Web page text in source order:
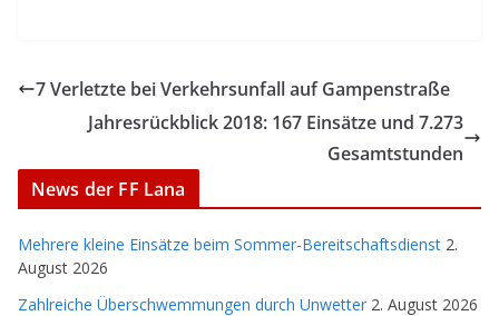
7 Verletzte bei Verkehrsunfall auf Gampenstraße
Jahresrückblick 2018: 167 Einsätze und 7.273
Gesamtstunden
News der FF Lana
Mehrere kleine Einsätze beim Sommer-Bereitschaftsdienst 2.
August 2026
Zahlreiche Überschwemmungen durch Unwetter 2. August 2026